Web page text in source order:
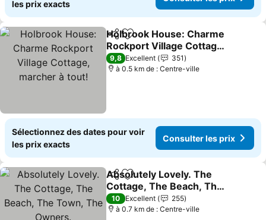
les prix exacts
PartagerAjouter à mes favoris
Holbrook House: Charme
Rockport Village Cottage,
marcher à tout!
9,8 Excellent
351
à 0.5 km de : Centre-ville
Sélectionnez des dates pour voir
les prix exacts
Consulter les prix
PartagerAjouter à mes favoris
Absolutely Lovely. The
Cottage, The Beach, The
Town, The Owners.
10 Excellent
255
à 0.7 km de : Centre-ville